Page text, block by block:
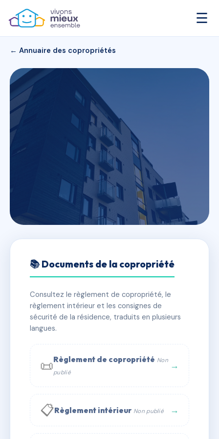
☰
← Annuaire des copropriétés
13 PLACE CLEMENCEAU
✓ Immatriculée 🏠 5 lots 🏗 1 bâtiment(s)
📞 Contacter Syndic Digital
📚 Documents de la copropriété
Consultez le règlement de copropriété, le
règlement intérieur et les consignes de
sécurité de la résidence, traduits en plusieurs
langues.
📜Règlement de copropriété Non
publié
→
📋Règlement intérieur Non publié →